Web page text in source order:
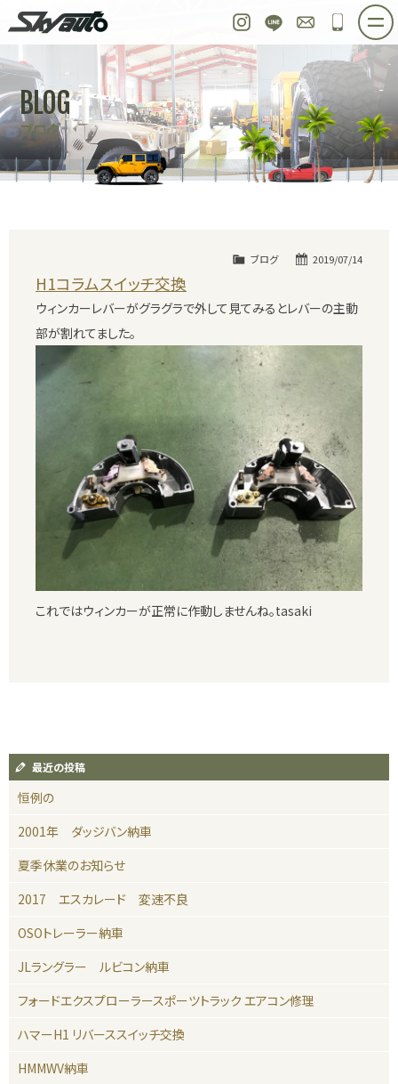
Instagram
LINE お問い合わせ
048-
ホーム 在庫車情報 ご購入プラン
整備作業実例 パーツ販売 買取＆オーダー
店舗紹介 工場紹介 会社概要
スタッフ紹介 求人情報 公式ブログ
BLOG
ブログ
2019/07/14
ブログ
H1コラムスイッチ交換
ウィンカーレバーがグラグラで外して見てみるとレバーの主動
部が割れてました。
これではウィンカーが正常に作動しませんね。tasaki
最近の投稿
恒例の
2001年 ダッジバン納車
夏季休業のお知らせ
2017 エスカレード 変速不良
OSOトレーラー納車
JLラングラー ルビコン納車
フォードエクスプローラースポーツトラック エアコン修理
ハマーH1 リバーススイッチ交換
HMMWV納車